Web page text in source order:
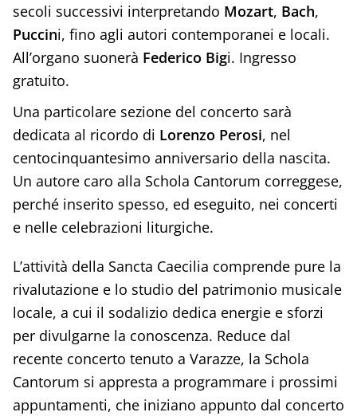
secoli successivi interpretando Mozart, Bach,
Puccini, fino agli autori contemporanei e locali.
All’organo suonerà Federico Bigi. Ingresso
gratuito.
Una particolare sezione del concerto sarà
dedicata al ricordo di Lorenzo Perosi, nel
centocinquantesimo anniversario della nascita.
Un autore caro alla Schola Cantorum correggese,
perché inserito spesso, ed eseguito, nei concerti
e nelle celebrazioni liturgiche.
L’attività della Sancta Caecilia comprende pure la
rivalutazione e lo studio del patrimonio musicale
locale, a cui il sodalizio dedica energie e sforzi
per divulgarne la conoscenza. Reduce dal
recente concerto tenuto a Varazze, la Schola
Cantorum si appresta a programmare i prossimi
appuntamenti, che iniziano appunto dal concerto